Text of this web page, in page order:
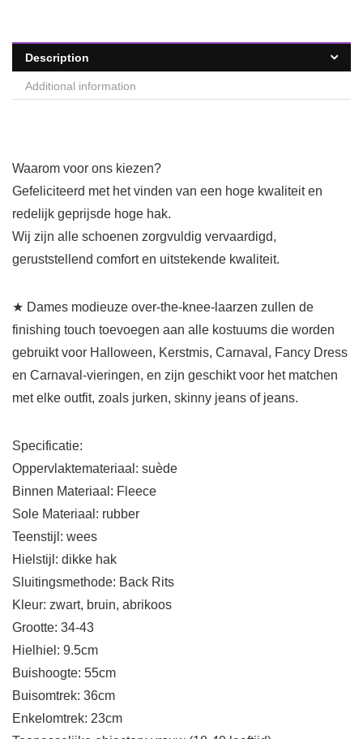
Description
Additional information
Waarom voor ons kiezen?
Gefeliciteerd met het vinden van een hoge kwaliteit en
redelijk geprijsde hoge hak.
Wij zijn alle schoenen zorgvuldig vervaardigd,
geruststellend comfort en uitstekende kwaliteit.
★ Dames modieuze over-the-knee-laarzen zullen de
finishing touch toevoegen aan alle kostuums die worden
gebruikt voor Halloween, Kerstmis, Carnaval, Fancy Dress
en Carnaval-vieringen, en zijn geschikt voor het matchen
met elke outfit, zoals jurken, skinny jeans of jeans.
Specificatie:
Oppervlaktemateriaal: suède
Binnen Materiaal: Fleece
Sole Materiaal: rubber
Teenstijl: wees
Hielstijl: dikke hak
Sluitingsmethode: Back Rits
Kleur: zwart, bruin, abrikoos
Grootte: 34-43
Hielhiel: 9.5cm
Buishoogte: 55cm
Buisomtrek: 36cm
Enkelomtrek: 23cm